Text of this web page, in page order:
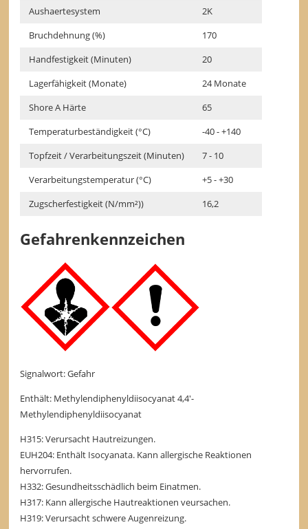
Aushaertesystem
2K
Bruchdehnung (%)
170
Handfestigkeit (Minuten)
20
Lagerfähigkeit (Monate)
24 Monate
Shore A Härte
65
Temperaturbeständigkeit (°C)
-40 - +140
Topfzeit / Verarbeitungszeit (Minuten)
7 - 10
Verarbeitungstemperatur (°C)
+5 - +30
Zugscherfestigkeit (N/mm²))
16,2
Gefahrenkennzeichen
Signalwort: Gefahr
Enthält: Methylendiphenyldiisocyanat 4,4'-
Methylendiphenyldiisocyanat
H315: Verursacht Hautreizungen.
EUH204: Enthält Isocyanata. Kann allergische Reaktionen
hervorrufen.
H332: Gesundheitsschädlich beim Einatmen.
H317: Kann allergische Hautreaktionen veursachen.
H319: Verursacht schwere Augenreizung.